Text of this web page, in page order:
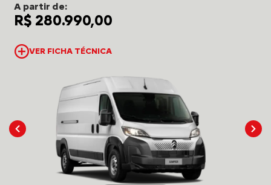
A partir de:
R$ 280.990,00
VER FICHA TÉCNICA